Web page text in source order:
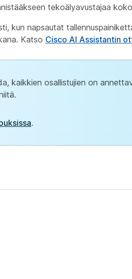
tekoälyavustajaa
kun napsautat
Katso Cisco AI Assistantin
kaikkien osallistujien on
.